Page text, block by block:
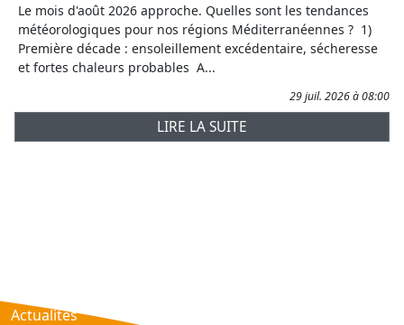
Le mois d'août 2026 approche. Quelles sont les tendances
météorologiques pour nos régions Méditerranéennes ? 1)
Première décade : ensoleillement excédentaire, sécheresse
et fortes chaleurs probables A...
29 juil. 2026 à 08:00
LIRE LA SUITE
Actualités